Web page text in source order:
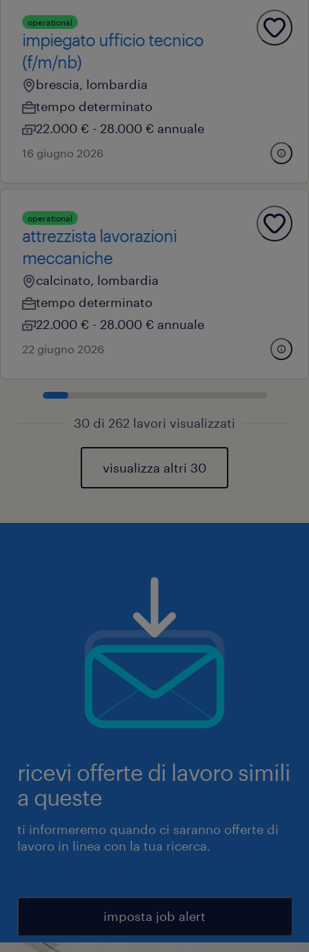
operational
impiegato ufficio tecnico
(f/m/nb)
brescia, lombardia
tempo determinato
22.000 € - 28.000 € annuale
16 giugno 2026
operational
attrezzista lavorazioni
meccaniche
calcinato, lombardia
tempo determinato
22.000 € - 28.000 € annuale
22 giugno 2026
30 di 262 lavori visualizzati
visualizza altri 30
ricevi offerte di lavoro simili
a queste
ti informeremo quando ci saranno offerte di
lavoro in linea con la tua ricerca.
imposta job alert